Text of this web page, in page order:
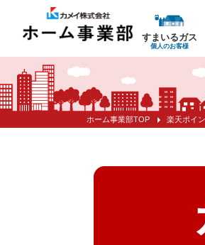
すまいるガス
個人のお客様
ホーム事業部TOP 楽天ポイ